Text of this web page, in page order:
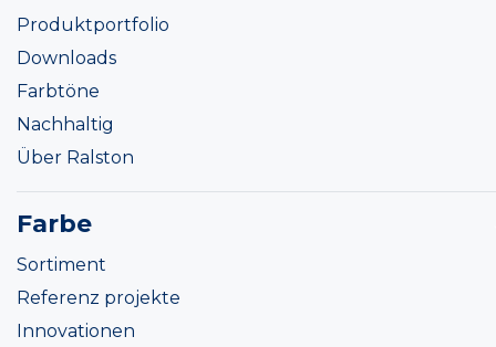
Produktportfolio
Downloads
Farbtöne
Nachhaltig
Über Ralston
Farbe
Sortiment
Referenz projekte
Innovationen